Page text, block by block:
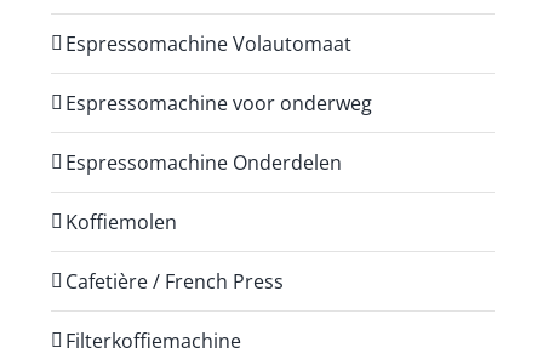
Espressomachine Volautomaat
Espressomachine voor onderweg
Espressomachine Onderdelen
Koffiemolen
Cafetière / French Press
Filterkoffiemachine